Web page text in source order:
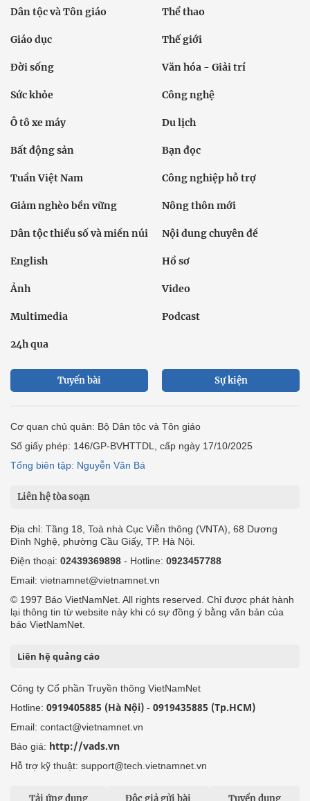
Dân tộc và Tôn giáo Thể thao
Giáo dục Thế giới
Đời sống Văn hóa - Giải trí
Sức khỏe Công nghệ
Ô tô xe máy Du lịch
Bất động sản Bạn đọc
Tuần Việt Nam Công nghiệp hỗ trợ
Giảm nghèo bền vững Nông thôn mới
Dân tộc thiểu số và miền núi Nội dung chuyên đề
English Hồ sơ
Ảnh Video
Multimedia Podcast
24h qua
Tuyến bài Sự kiện
Cơ quan chủ quản: Bộ Dân tộc và Tôn giáo
Số giấy phép: 146/GP-BVHTTDL, cấp ngày 17/10/2025
Tổng biên tập: Nguyễn Văn Bá
Liên hệ tòa soạn
Địa chỉ: Tầng 18, Toà nhà Cục Viễn thông (VNTA), 68 Dương
Đình Nghệ, phường Cầu Giấy, TP. Hà Nội.
Điện thoại: 02439369898 - Hotline: 0923457788
Email: vietnamnet@vietnamnet.vn
© 1997 Báo VietNamNet. All rights reserved. Chỉ được phát hành
lại thông tin từ website này khi có sự đồng ý bằng văn bản của
báo VietNamNet.
Liên hệ quảng cáo
Công ty Cổ phần Truyền thông VietNamNet
Hotline: 0919405885 (Hà Nội) - 0919435885 (Tp.HCM)
Email: contact@vietnamnet.vn
Báo giá: http://vads.vn
Hỗ trợ kỹ thuật: support@tech.vietnamnet.vn
Tải ứng dụng Độc giả gửi bài Tuyển dụng